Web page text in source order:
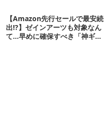
【Amazon先行セールで最安続
出!?】ゼインアーツも対象なん
て…早めに確保すべき「神ギ